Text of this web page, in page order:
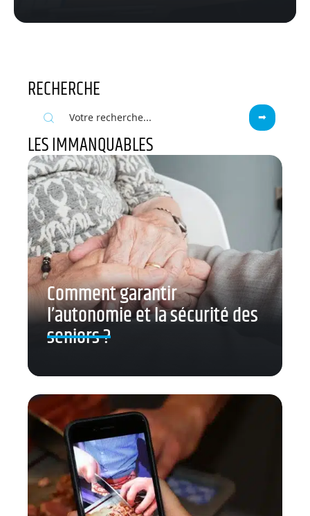
RECHERCHE
LES IMMANQUABLES
Comment garantir
l’autonomie et la sécurité des
seniors ?